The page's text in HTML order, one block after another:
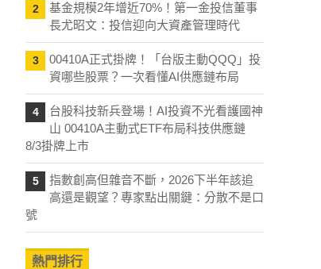
2
基金規模2年增近70%！第一金投信董事
長尤昭文：投信迎向大資產管理時代
3
00410A正式掛牌！「台版主動QQQ」投
資哪些股票？一次看懂AI供應鏈布局
4
台股科技新兵登場！AI投資不光看護國神
山 00410A主動式ETF布局科技供應鏈
8/3掛牌上市
5
指數創高但雜音不斷，2026下半年該追
高還是觀望？專家點出關鍵：分散不是口
號
熱門排行